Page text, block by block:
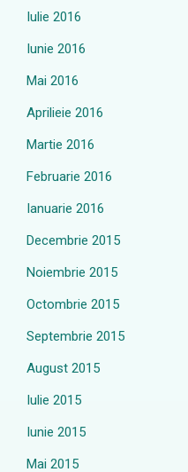
Iulie 2016
Iunie 2016
Mai 2016
Aprilieie 2016
Martie 2016
Februarie 2016
Ianuarie 2016
Decembrie 2015
Noiembrie 2015
Octombrie 2015
Septembrie 2015
August 2015
Iulie 2015
Iunie 2015
Mai 2015